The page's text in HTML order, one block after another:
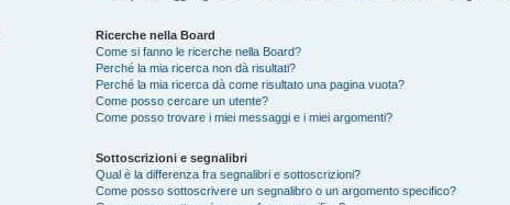
Ricerche nella Board
Come si fanno le ricerche nella Board?
Perché la mia ricerca non dà risultati?
Perché la mia ricerca dà come risultato una pagina vuota?
Come posso cercare un utente?
Come posso trovare i miei messaggi e i miei argomenti?
Sottoscrizioni e segnalibri
Qual è la differenza fra segnalibri e sottoscrizioni?
Come posso sottoscrivere un segnalibro o un argomento specifico?